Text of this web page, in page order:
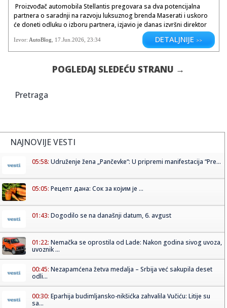
Proizvođač automobila Stellantis pregovara sa dva potencijalna
partnera o saradnji na razvoju luksuznog brenda Maserati i uskoro
će doneti odluku o izboru partnera, izjavio je danas izvršni direktor
kompanije Antonio Filosa.On je rekao da pregovori obuhvataju
„dva važna partnera, koji bi kompaniji mogli da donesu nove
tehnologije, razvojne mogućnosti i dodatna inovativna rešenja za
partnera, ali je naglasio da bi...
Izvor: AutoBlog 17.Jun.2026 , 23:34 DETALJNIJE >>
POGLEDAJ SLEDEĆU STRANU →
Pretraga
NAJNOVIJE VESTI
05:58: Udruženje žena „Pančevke“: U pripremi manifestacija “Pre...
05:05: Рецепт дана: Сок за којим је ...
01:43: Dogodilo se na današnji datum, 6. avgust
01:22: Nemačka se oprostila od Lade: Nakon godina sivog uvoza,
uvoznik ...
00:45: Nezapamćena žetva medalja – Srbija već sakupila deset
odli...
00:30: Eparhija budimljansko-nikšićka zahvalila Vučiću: Litije su
sa...